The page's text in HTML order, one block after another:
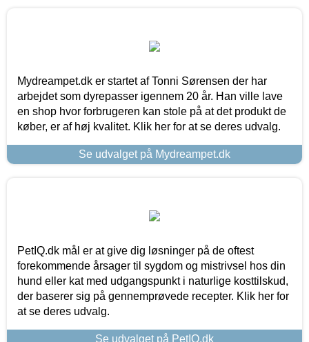
Mydreampet.dk er startet af Tonni Sørensen der har
arbejdet som dyrepasser igennem 20 år. Han ville lave
en shop hvor forbrugeren kan stole på at det produkt de
køber, er af høj kvalitet. Klik her for at se deres udvalg.
Se udvalget på Mydreampet.dk
PetIQ.dk mål er at give dig løsninger på de oftest
forekommende årsager til sygdom og mistrivsel hos din
hund eller kat med udgangspunkt i naturlige kosttilskud,
der baserer sig på gennemprøvede recepter. Klik her for
at se deres udvalg.
Se udvalget på PetIQ.dk